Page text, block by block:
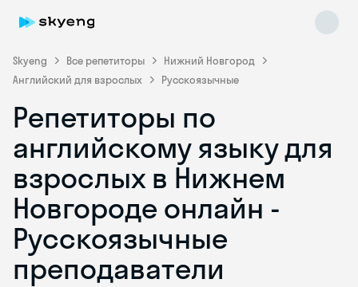
Skyeng Все репетиторы
Нижний Новгород
Английский для взрослых
Русскоязычные
Репетиторы по
английскому языку для
взрослых в Нижнем
Новгороде онлайн -
Русскоязычные
преподаватели
Skyeng Chat